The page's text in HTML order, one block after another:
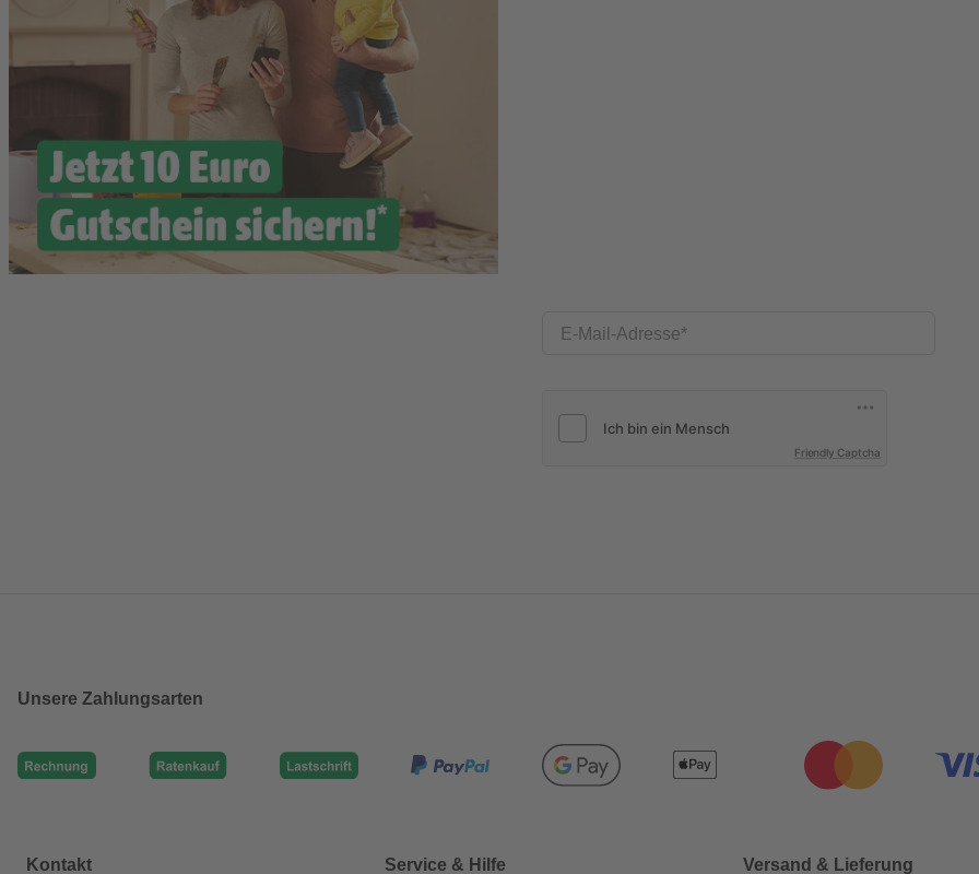
E-Mail-Adresse
Friendly Captcha
Unsere Zahlungsarten
Kontakt Service & Hilfe Versand & Lieferung